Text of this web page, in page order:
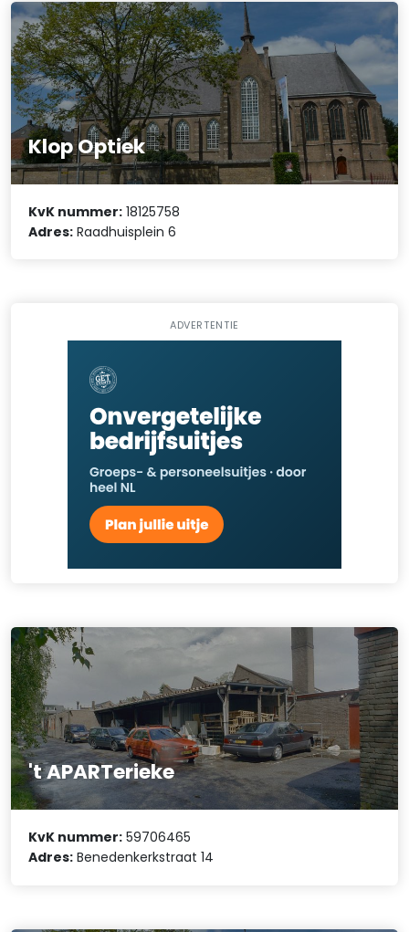
Klop Optiek
KvK nummer: 18125758
Adres: Raadhuisplein 6
ADVERTENTIE
't APARTerieke
KvK nummer: 59706465
Adres: Benedenkerkstraat 14